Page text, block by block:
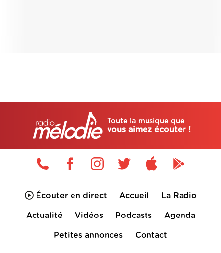
Toute la musique que
vous aimez écouter !
Écouter en direct Accueil La Radio
Actualité Vidéos Podcasts Agenda
Petites annonces Contact